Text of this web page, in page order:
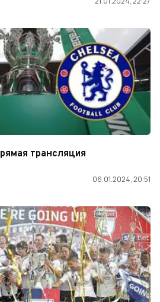
трансляция
06.01.2024, 20:51